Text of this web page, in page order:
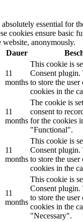
essential for
cookies ensure basic
website, anonymously.
Dauer
11
months
This cookie is
Consent plugin.
to store the
cookies in the
11
months
The cookie is
consent to
for the cookies
"Functional".
11
months
This cookie is
Consent plugin.
to store the
cookies in the
11
months
This cookie is
Consent plugin.
to store the
cookies in the
"Necessary".